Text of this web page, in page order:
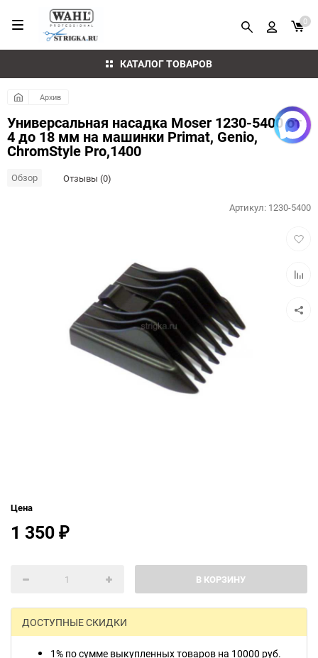
КАТАЛОГ ТОВАРОВ
0
Архив
Универсальная насадка Moser 1230-5400 от
4 до 18 мм на машинки Primat, Genio,
ChromStyle Pro,1400
Обзор Отзывы (0)
Артикул: 1230-5400
Цена
1 350 ₽
В КОРЗИНУ
ДОСТУПНЫЕ СКИДКИ
1% по сумме выкупленных товаров на 10000 руб.